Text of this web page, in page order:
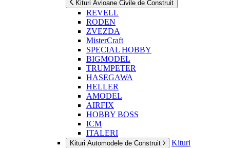
Kituri Avioane Civile de Construit
REVELL
RODEN
ZVEZDA
MisterCraft
SPECIAL HOBBY
BIGMODEL
TRUMPETER
HASEGAWA
HELLER
AMODEL
AIRFIX
HOBBY BOSS
ICM
ITALERI
Kituri Automodele de Construit
Kituri